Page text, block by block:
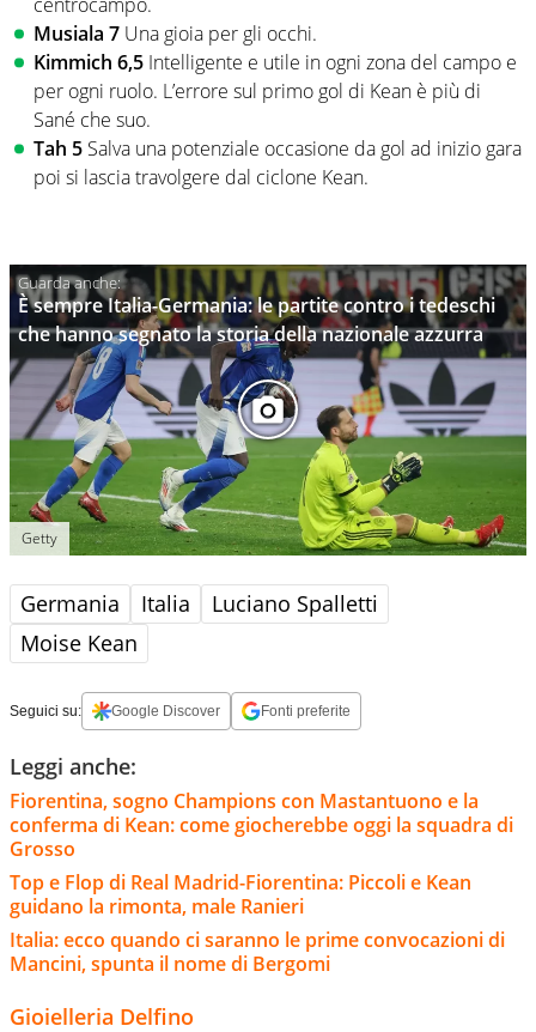
Musiala 7 Una gioia per gli occhi.
Kimmich 6,5 Intelligente e utile in ogni zona del campo e
per ogni ruolo. L’errore sul primo gol di Kean è più di
Sané che suo.
Tah 5 Salva una potenziale occasione da gol ad inizio gara
poi si lascia travolgere dal ciclone Kean.
È sempre Italia-Germania: le partite contro i tedeschi
che hanno segnato la storia della nazionale azzurra
Getty
Germania Italia
Luciano Spalletti
Moise Kean
Seguici su: Google Discover Fonti preferite
Leggi anche:
Fiorentina, sogno Champions con Mastantuono e la
conferma di Kean: come giocherebbe oggi la squadra di
Grosso
Top e Flop di Real Madrid-Fiorentina: Piccoli e Kean
guidano la rimonta, male Ranieri
Italia: ecco quando ci saranno le prime convocazioni di
Mancini, spunta il nome di Bergomi
Gioielleria Delfino